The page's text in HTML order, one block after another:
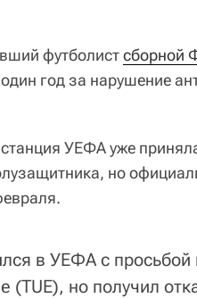
футболистсборной
год за нарушение
УЕФА уже
но
в УЕФА с просьбой
(TUE), но получил